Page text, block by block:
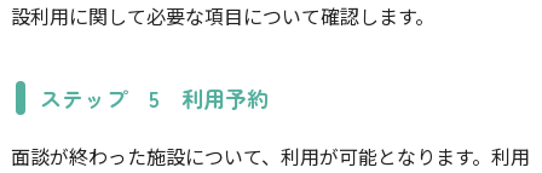
設利用に関して必要な項目について確認します。
ステップ 5 利用予約
面談が終わった施設について、利用が可能となります。利用